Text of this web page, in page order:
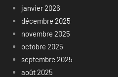
janvier 2026
décembre 2025
novembre 2025
octobre 2025
septembre 2025
août 2025